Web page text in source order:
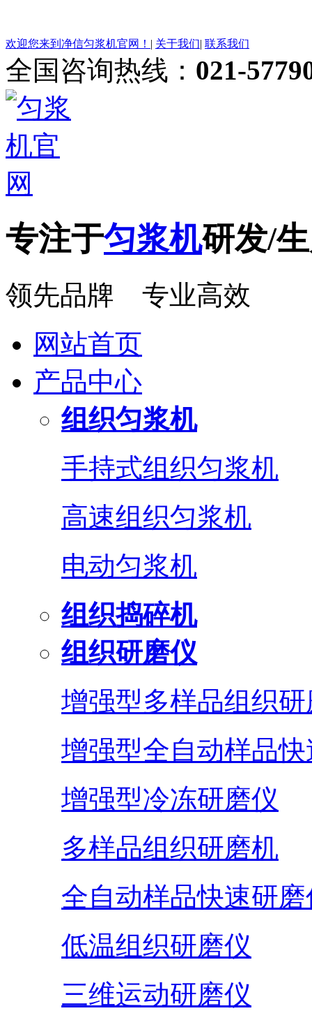
欢迎您来到净信匀浆机官网！ | 关于我们| 联系我们
全国咨询热线： 021-
专注于匀浆机研发/
领先品牌 专业高效
网站首页
产品中心
组织匀浆机
手持式组织匀浆机
高速组织匀浆机
电动匀浆机
组织捣碎机
组织研磨仪
增强型多样品组织
增强型全自动样品
增强型冷冻研磨仪
多样品组织研磨机
全自动样品快速研磨
低温组织研磨仪
三维运动研磨仪